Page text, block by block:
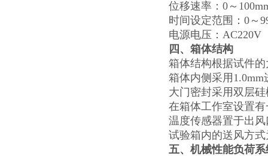
位移速率：0～
时间设定范围：0～
电源电压：AC220V
四、箱体结构
箱体结构根据试件
箱体内侧采用
大门密封采用双层
在箱体工作室设置
温度传感器置于出风
试验箱内的送风方
五、机械性能负荷系